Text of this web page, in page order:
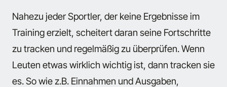
Nahezu jeder Sportler, der keine Ergebnisse im
Training erzielt, scheitert daran seine Fortschritte
zu tracken und regelmäßig zu überprüfen. Wenn
Leuten etwas wirklich wichtig ist, dann tracken sie
es. So wie z.B. Einnahmen und Ausgaben,